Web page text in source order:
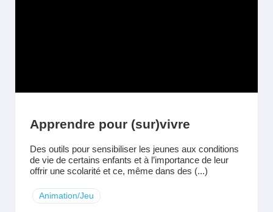
Apprendre pour (sur)vivre
Des outils pour sensibiliser les jeunes aux conditions
de vie de certains enfants et à l’importance de leur
offrir une scolarité et ce, même dans des (...)
Animation/Jeu